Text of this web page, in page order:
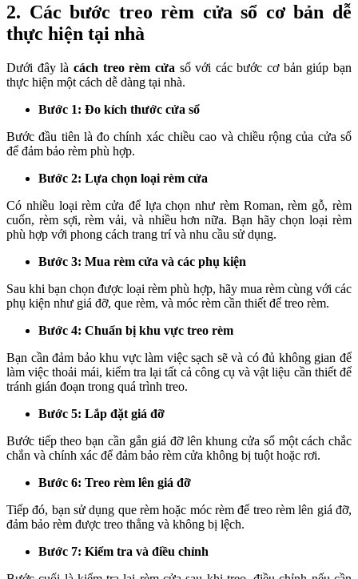
2. Các bước treo rèm cửa sổ cơ bản dễ
thực hiện tại nhà
Dưới đây là cách treo rèm cửa sổ với các bước cơ bản giúp bạn
thực hiện một cách dễ dàng tại nhà.
Bước 1: Đo kích thước cửa sổ
Bước đầu tiên là đo chính xác chiều cao và chiều rộng của cửa sổ
để đảm bảo rèm phù hợp.
Bước 2: Lựa chọn loại rèm cửa
Có nhiều loại rèm cửa để lựa chọn như rèm Roman, rèm gỗ, rèm
cuốn, rèm sợi, rèm vải, và nhiều hơn nữa. Bạn hãy chọn loại rèm
phù hợp với phong cách trang trí và nhu cầu sử dụng.
Bước 3: Mua rèm cửa và các phụ kiện
Sau khi bạn chọn được loại rèm phù hợp, hãy mua rèm cùng với các
phụ kiện như giá đỡ, que rèm, và móc rèm cần thiết để treo rèm.
Bước 4: Chuẩn bị khu vực treo rèm
Bạn cần đảm bảo khu vực làm việc sạch sẽ và có đủ không gian để
làm việc thoải mái, kiểm tra lại tất cả công cụ và vật liệu cần thiết để
tránh gián đoạn trong quá trình treo.
Bước 5: Lắp đặt giá đỡ
Bước tiếp theo bạn cần gắn giá đỡ lên khung cửa sổ một cách chắc
chắn và chính xác để đảm bảo rèm cửa không bị tuột hoặc rơi.
Bước 6: Treo rèm lên giá đỡ
Tiếp đó, bạn sử dụng que rèm hoặc móc rèm để treo rèm lên giá đỡ,
đảm bảo rèm được treo thẳng và không bị lệch.
Bước 7: Kiểm tra và điều chỉnh